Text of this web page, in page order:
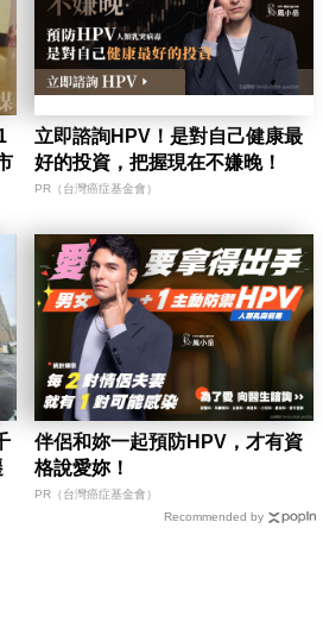
立即諮詢HPV！是對自己健康最
好的投資，把握現在不嫌晚！
PR（台灣癌症基金會）
伴侶和妳一起預防HPV，才有資
格說愛妳！
PR（台灣癌症基金會）
Recommended by